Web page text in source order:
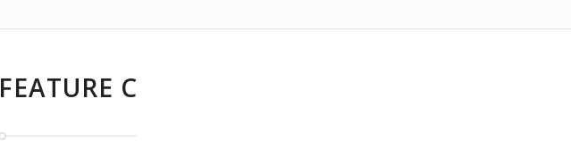
FEATURE C